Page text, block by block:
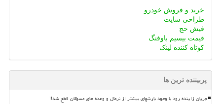
خرید و فروش خودرو
طراحی سایت
فیش حج
قیمت بیسیم باوفنگ
کوتاه کننده لینک
پربیننده ترین ها
جریان زاینده رود با وجود بارشهای بیشتر از نرمال و وعده های مسؤلان قطع شد!!